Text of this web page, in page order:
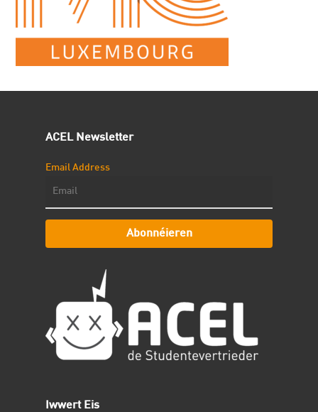
ACEL Newsletter
Email Address
Abonnéieren
Iwwert Eis